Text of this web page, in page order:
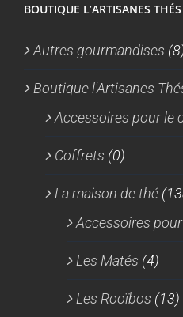
BOUTIQUE L’ARTISANES THÉS
Autres gourmandises
Boutique l'Artisanes
Accessoires pour le
Coffrets (0)
La maison de thé
Accessoires
Les Matés (4)
Les Rooïbos (13)